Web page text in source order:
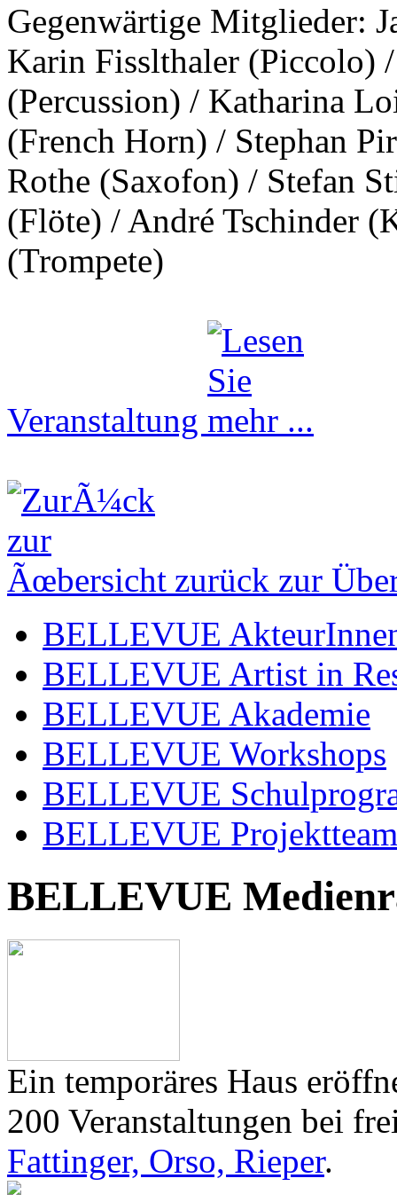
Gegenwärtige Mitglieder:
Karin Fisslthaler (Piccolo)
(Percussion) / Katharina
(French Horn) / Stephan
Rothe (Saxofon) / Stefan
(Flöte) / André Tschinder
(Trompete)
Veranstaltung
zurück zur
BELLEVUE
BELLEVUE Artist in
BELLEVUE Akademie
BELLEVUE Workshops
BELLEVUE
BELLEVUE Projektteam
BELLEVUE
Ein temporäres Haus
200 Veranstaltungen bei
Fattinger, Orso, Rieper.